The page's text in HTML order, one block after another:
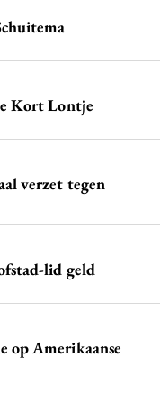
Kort Lontje
verzet tegen
lid geld
op Amerikaanse